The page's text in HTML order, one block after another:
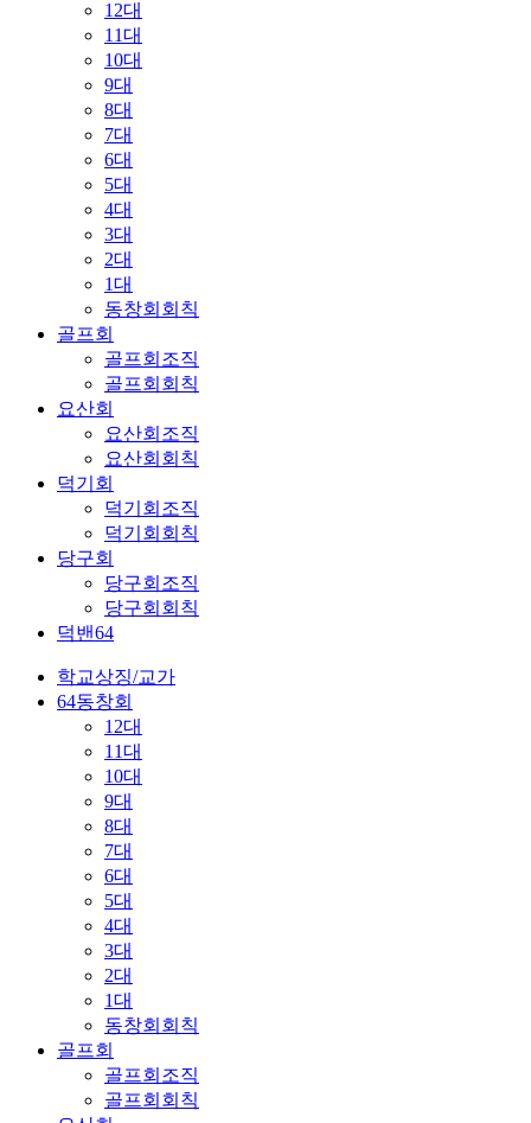
12대
11대
10대
9대
8대
7대
6대
5대
4대
3대
2대
1대
동창회회칙
골프회
골프회조직
골프회회칙
요산회
요산회조직
요산회회칙
덕기회
덕기회조직
덕기회회칙
당구회
당구회조직
당구회회칙
덕밴64
학교상징/교가
64동창회
12대
11대
10대
9대
8대
7대
6대
5대
4대
3대
2대
1대
동창회회칙
골프회
골프회조직
골프회회칙